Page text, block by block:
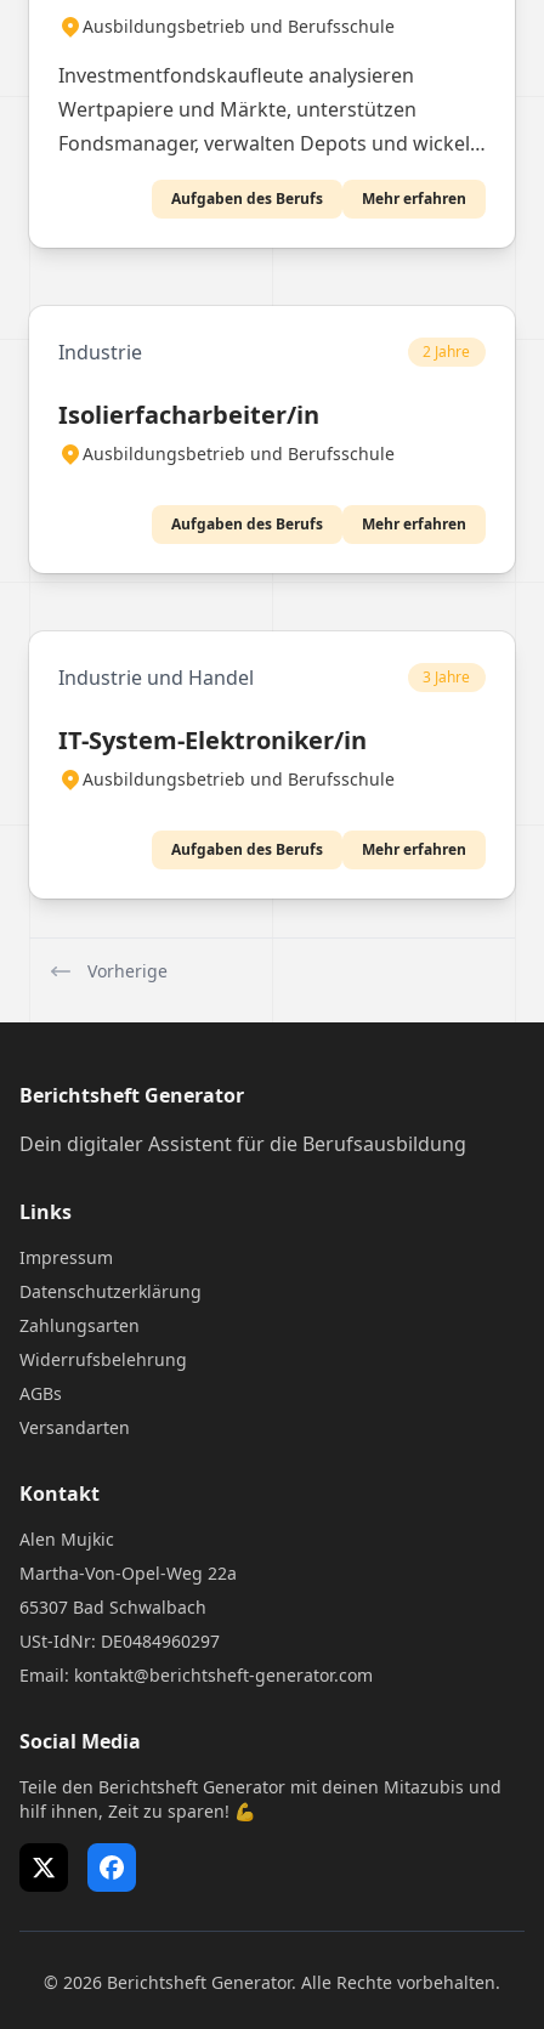
Ausbildungsbetrieb und Berufsschule
Investmentfondskaufleute analysieren
Wertpapiere und Märkte, unterstützen
Fondsmanager, verwalten Depots und wickeln
Kundenaufträge ab. Sie berechnen Werte und
Steuern, erstellen Berichte und organisieren
Marketingmaßnahmen.
Aufgaben des Berufs Mehr erfahren
Industrie 2 Jahre
Isolierfacharbeiter/in
Ausbildungsbetrieb und Berufsschule
Aufgaben des Berufs Mehr erfahren
Industrie und Handel 3 Jahre
IT-System-Elektroniker/in
Ausbildungsbetrieb und Berufsschule
Aufgaben des Berufs Mehr erfahren
Vorherige
Berichtsheft Generator
Dein digitaler Assistent für die Berufsausbildung
Links
Impressum
Datenschutzerklärung
Zahlungsarten
Widerrufsbelehrung
AGBs
Versandarten
Kontakt
Alen Mujkic
Martha-Von-Opel-Weg 22a
65307 Bad Schwalbach
USt-IdNr: DE0484960297
Email: kontakt@berichtsheft-generator.com
Social Media
Teile den Berichtsheft Generator mit deinen Mitazubis und
hilf ihnen, Zeit zu sparen! 💪
X (Twitter)Facebook
© 2026 Berichtsheft Generator. Alle Rechte vorbehalten.